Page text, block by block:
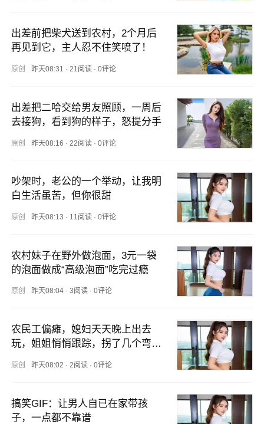
出差前把柴犬送到农村，2个月后
再见到它，主人忍不住笑喷了！
原创 昨天08:31 · 21阅读· 0评论
出差把二哈交给男友照顾，一周后
去接狗，看到狗的样子，怒提分手
原创 昨天08:16 · 22阅读· 0评论
吵架时，老公的一个举动，让我明
白生活虽苦，但你很甜
原创 昨天08:13 · 11阅读· 0评论
农村妹子在野外做泡面，3元一袋
的泡面做成“高级泡面”吃完过瘾
原创 昨天08:04· 3阅读· 0评论
农民工偏瘫，媳妇天天晚上出去
玩，姐姐悄悄跟踪，拐了几个弯愣
原创 昨天08:02 · 2阅读· 0评论
搞笑GIF：让男人自已在家带孩
子，一点都不靠谱